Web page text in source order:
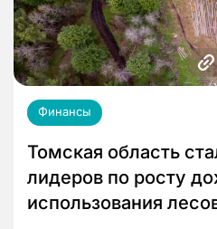
Финансы
Томская область
лидеров по росту
использования